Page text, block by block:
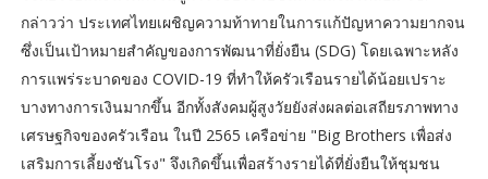
กล่าวว่า ประเทศไทยเผชิญความท้าทายในการแก้ปัญหาความยากจน
ซึ่งเป็นเป้าหมายสำคัญของการพัฒนาที่ยั่งยืน (SDG) โดยเฉพาะหลัง
การแพร่ระบาดของ COVID-19 ที่ทำให้ครัวเรือนรายได้น้อยเปราะ
บางทางการเงินมากขึ้น อีกทั้งสังคมผู้สูงวัยยังส่งผลต่อเสถียรภาพทาง
เศรษฐกิจของครัวเรือน ในปี 2565 เครือข่าย "Big Brothers เพื่อส่ง
เสริมการเลี้ยงชันโรง" จึงเกิดขึ้นเพื่อสร้างรายได้ที่ยั่งยืนให้ชุมชน